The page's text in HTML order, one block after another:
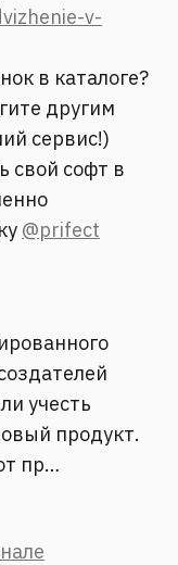
v-
в каталоге?
другим
сервис!)
свой софт в
@prifect
учесть
продукт.
пр…